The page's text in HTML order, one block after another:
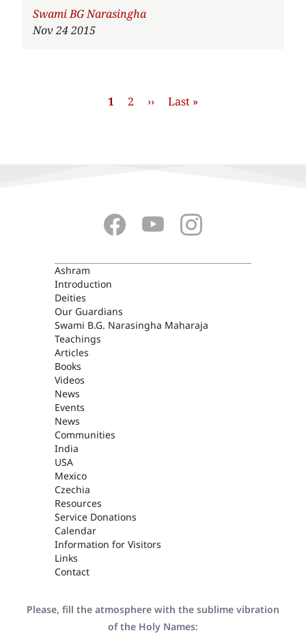
Author
Swami BG Narasingha
Nov 24 2015
Current
1 Página
2
Next
››
Last
Last »
ASHRAM
Ashram
Introduction
Deities
Our Guardians
Swami B.G. Narasingha Maharaja
Teachings
Articles
Books
Videos
News
Events
News
Communities
India
USA
Mexico
Czechia
Resources
Service Donations
Calendar
Information for Visitors
Links
Contact
Please, fill the atmosphere with the sublime vibration
of the Holy Names: